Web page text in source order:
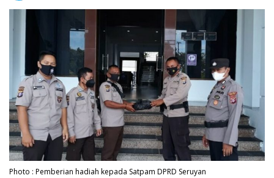
Photo : Pemberian hadiah kepada Satpam DPRD Seruyan